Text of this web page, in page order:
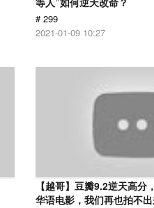
# 299
2021-01-09 10:27
【越哥】豆瓣9.2逆天高分
华语电影，我们再也拍不出